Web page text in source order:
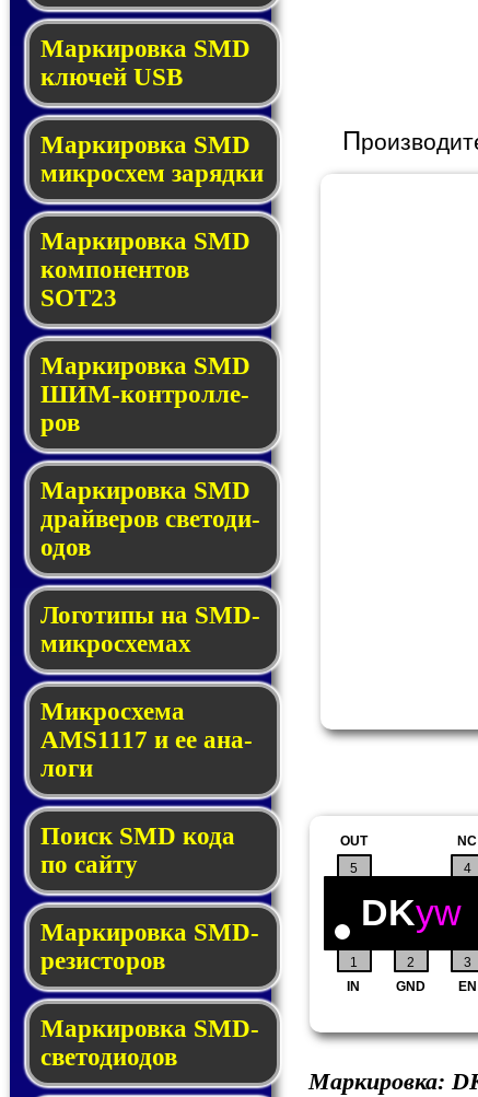
Маркировка SMD
клю­чей USB
Маркировка SMD
мик­рос­хем за­ряд­ки
Маркировка SMD
ком­по­нен­тов
SOT23
Маркировка SMD
ШИМ-кон­трол­ле­
ров
Маркировка SMD
драй­ве­ров све­то­ди­
о­дов
Логотипы на SMD-
мик­ро­схе­мах
Микросхема
AMS1117 и ее ана­
ло­ги
Поиск SMD ко­да
по сай­ту
Маркировка SMD-
ре­зис­то­ров
Маркировка SMD-
све­то­дио­дов
П
1 2 3
4
IN GND EN
NC
5
OUT
DKyw
Маркировка: